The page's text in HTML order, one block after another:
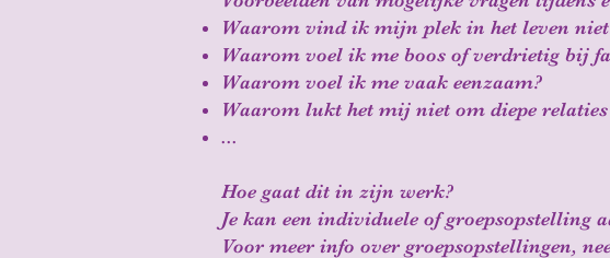
Waarom vind ik mijn plek in het leven
Waarom voel ik me boos of verdrietig bij
Waarom voel ik me vaak eenzaam?
Waarom lukt het mij niet om diepe relaties
...
​Hoe gaat dit in zijn werk?
Je kan een individuele of
Voor meer info over groepsopstellingen,